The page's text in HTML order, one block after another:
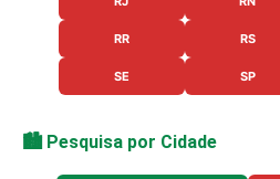
RR RS
SE SP
🏙️ Pesquisa por Cidade